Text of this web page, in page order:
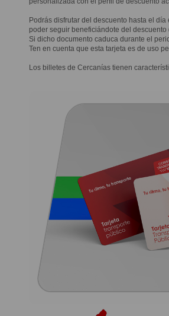
Podrás disfrutar del descuento hasta el
poder seguir beneficiándote del
Si dicho documento caduca durante el
Ten en cuenta que esta tarjeta es de uso
Los billetes de Cercanías tienen